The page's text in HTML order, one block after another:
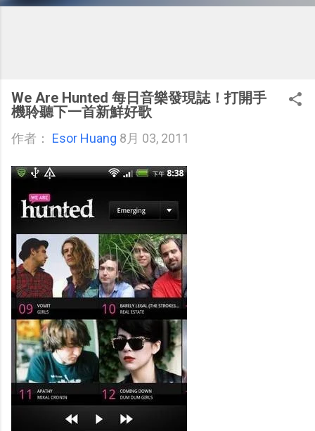
We Are Hunted 每日音樂發現誌！打開手
機聆聽下一首新鮮好歌
作者： Esor Huang 8月 03, 2011